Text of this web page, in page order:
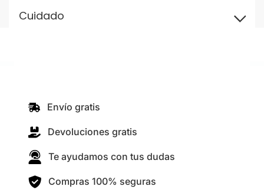
Cuidado
Envío gratis
Devoluciones gratis
Te ayudamos con tus dudas
Compras 100% seguras